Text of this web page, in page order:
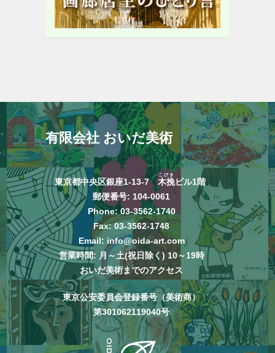
有限会社 おいだ美術
東京都中央区銀座1-13-7木挽
こびき
ビル1階
郵便番号: 104-0061
Phone: 03-3562-1740
Fax: 03-3562-1748
Email: info@oida-art.com
営業時間: 月～土(祝日除く) 10～19時
おいだ美術までのアクセス
東京公安委員会登録番号（美術商）
第301062119040号